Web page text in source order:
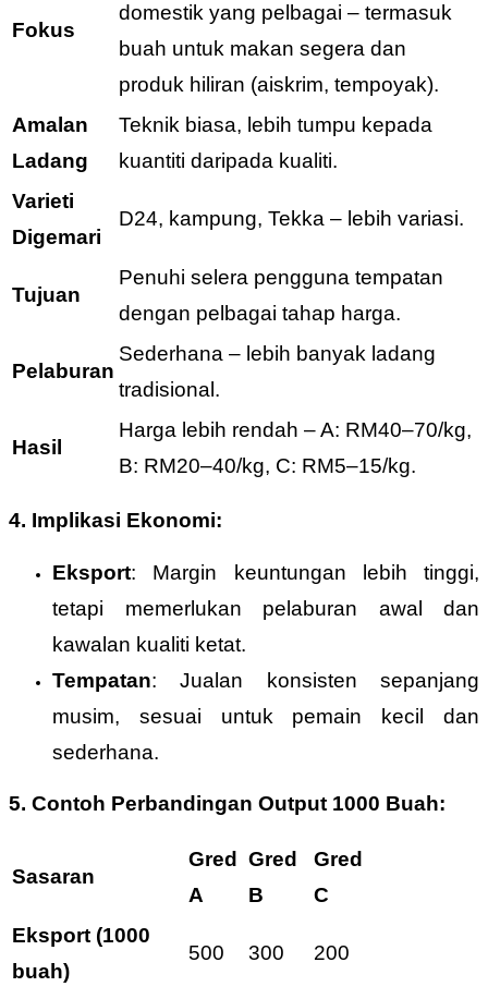
Fokus
domestik yang pelbagai – termasuk
buah untuk makan segera dan
produk hiliran (aiskrim, tempoyak).
Amalan
Ladang
Teknik biasa, lebih tumpu kepada
kuantiti daripada kualiti.
Varieti
Digemari
D24, kampung, Tekka – lebih variasi.
Tujuan
Penuhi selera pengguna tempatan
dengan pelbagai tahap harga.
Pelaburan
Sederhana – lebih banyak ladang
tradisional.
Hasil
Harga lebih rendah – A: RM40–70/kg,
B: RM20–40/kg, C: RM5–15/kg.
4. Implikasi Ekonomi:
Eksport: Margin keuntungan lebih tinggi,
tetapi memerlukan pelaburan awal dan
kawalan kualiti ketat.
Tempatan: Jualan konsisten sepanjang
musim, sesuai untuk pemain kecil dan
sederhana.
5. Contoh Perbandingan Output 1000 Buah:
Sasaran
Gred
A
Gred
B
Gred
C
Eksport (1000
buah)
500 300 200